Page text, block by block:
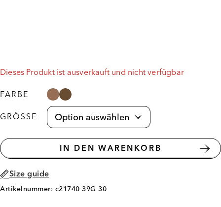
Dieses Produkt ist ausverkauft und nicht verfügbar
FARBE
GRÖSSE
IN DEN WARENKORB
Size guide
Artikelnummer: c21740 39G 30